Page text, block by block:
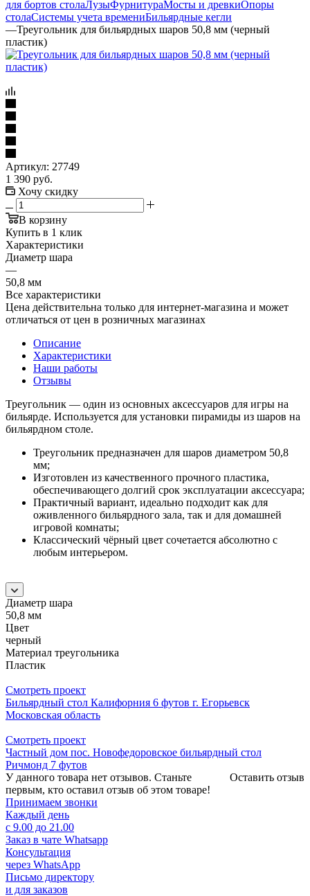
для бортов столаЛузыФурнитураМосты и древкиОпоры
столаСистемы учета времениБильярдные кегли
—Треугольник для бильярдных шаров 50,8 мм (черный
пластик)
Артикул: 27749
1 390 руб.
Хочу скидку
В корзину
Купить в 1 клик
Характеристики
Диаметр шара
—
50,8 мм
Все характеристики
Цена действительна только для интернет-магазина и может
отличаться от цен в розничных магазинах
Описание
Характеристики
Наши работы
Отзывы
Треугольник — один из основных аксессуаров для игры на
бильярде. Используется для установки пирамиды из шаров на
бильярдном столе.
Треугольник предназначен для шаров диаметром 50,8
мм;
Изготовлен из качественного прочного пластика,
обеспечивающего долгий срок эксплуатации аксессуара;
Практичный вариант, идеально подходит как для
оживленного бильярдного зала, так и для домашней
игровой комнаты;
Классический чёрный цвет сочетается абсолютно с
любым интерьером.
Диаметр шара
50,8 мм
Цвет
черный
Материал треугольника
Пластик
Смотреть проект
Бильярдный стол Калифорния 6 футов г. Егорьевск
Московская область
Смотреть проект
Частный дом пос. Новофедоровское бильярдный стол
Ричмонд 7 футов
Оставить отзыв
У данного товара нет отзывов. Станьте
первым, кто оставил отзыв об этом товаре!
Принимаем звонки
Каждый день
с 9.00 до 21.00
Заказ в чате Whatsapp
Консультация
через WhatsApp
Письмо директору
и для заказов